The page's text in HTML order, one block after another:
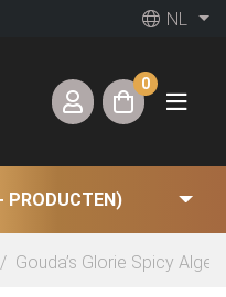
NL
0
PRODUCTEN)
Gouda’s Glorie Spicy